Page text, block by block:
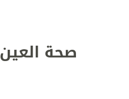
صحة العين